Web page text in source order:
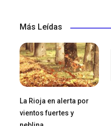
Más Leídas
La Rioja en alerta por
vientos fuertes y